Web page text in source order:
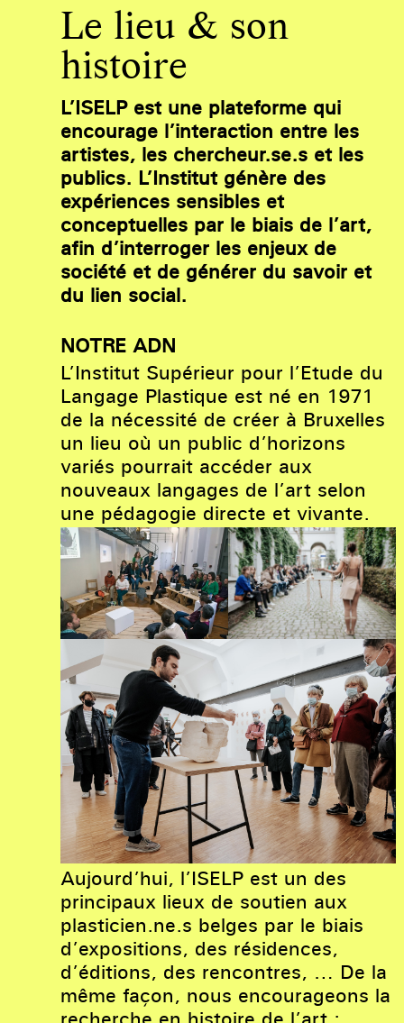
Le lieu & son
histoire
L’ISELP est une plateforme qui
encourage l’interaction entre les
artistes, les chercheur.se.s et les
publics. L’Institut génère des
expériences sensibles et
conceptuelles par le biais de l’art,
afin d’interroger les enjeux de
société et de générer du savoir et
du lien social.
NOTRE ADN
L’Institut Supérieur pour l’Etude du
Langage Plastique est né en 1971
de la nécessité de créer à Bruxelles
un lieu où un public d’horizons
variés pourrait accéder aux
nouveaux langages de l’art selon
une pédagogie directe et vivante.
Aujourd’hui, l’ISELP est un des
principaux lieux de soutien aux
plasticien.ne.s belges par le biais
d’expositions, des résidences,
d’éditions, des rencontres, … De la
même façon, nous encourageons la